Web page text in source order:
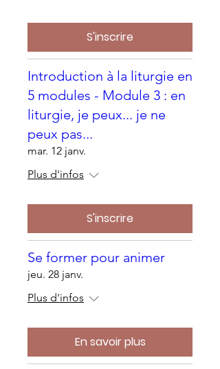
S'inscrire
Introduction à la liturgie en
5 modules - Module 3 : en
liturgie, je peux... je ne
peux pas...
mar. 12 janv.
Plus d'infos
S'inscrire
Se former pour animer
jeu. 28 janv.
Plus d'infos
En savoir plus